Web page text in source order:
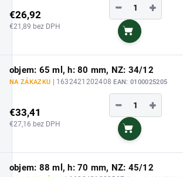
€26,92
€21,89 bez DPH
+
−
Do košíka
objem: 65 ml, h: 80 mm, NZ: 34/12
NA ZÁKAZKU | 1632421202408EAN: 0100025205
€33,41
€27,16 bez DPH
+
−
Do košíka
objem: 88 ml, h: 70 mm, NZ: 45/12